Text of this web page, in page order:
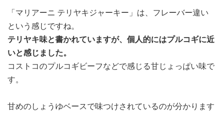
「マリアーニ テリヤキジャーキー」は、フレーバー違い
という感じですね。
テリヤキ味と書かれていますが、個人的にはプルコギに近
いと感じました。
コストコのプルコギビーフなどで感じる甘じょっぱい味で
す。
甘めのしょうゆベースで味つけされているのが分かります